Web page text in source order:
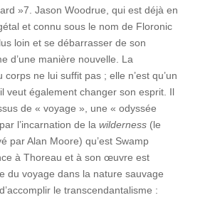
»7. Jason Woodrue, qui est déjà en
et connu sous le nom de Floronic
loin et se débarrasser de son
d’une manière nouvelle. La
ne lui suffit pas ; elle n’est qu’un
veut également changer son esprit. Il
de « voyage », une « odyssée
l’incarnation de la wilderness(le
par Alan Moore) qu’est Swamp
à Thoreau et à son œuvre est
du voyage dans la nature sauvage
le transcendantalisme :